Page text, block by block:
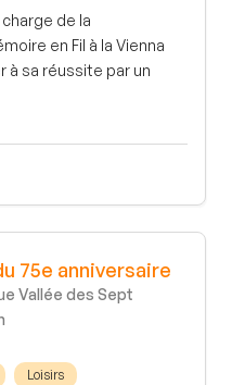
de la
en Fil à la Vienna
à sa réussite par un
75e anniversaire
Vallée des Sept
Loisirs